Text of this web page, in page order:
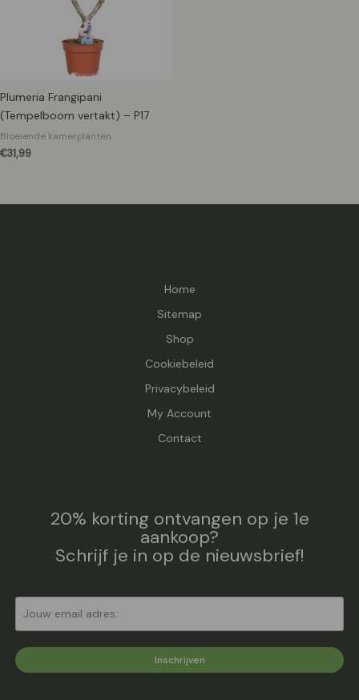
Plumeria Frangipani
(Tempelboom vertakt) – P17
Bloeiende kamerplanten
€31,99
Home
Sitemap
Shop
Cookiebeleid
Privacybeleid
My Account
Contact
20% korting ontvangen op je 1e
aankoop?
Schrijf je in op de nieuwsbrief!
Inschrijven